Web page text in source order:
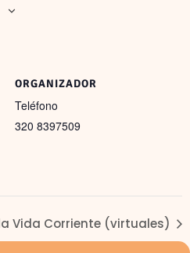
ORGANIZADOR
Teléfono
320 8397509
Vida Corriente (virtuales)